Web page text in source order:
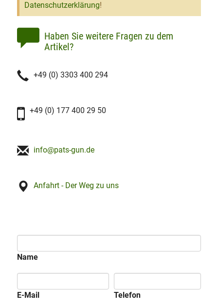
Datenschutzerklärung!
Haben Sie weitere Fragen zu dem
Artikel?
+49 (0) 3303 400 294
+49 (0) 177 400 29 50
info@pats-gun.de
Anfahrt - Der Weg zu uns
Name
E-Mail Telefon